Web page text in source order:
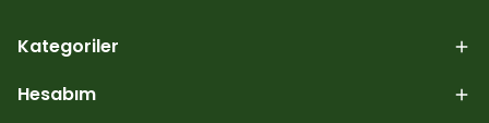
Kategoriler
Hesabım